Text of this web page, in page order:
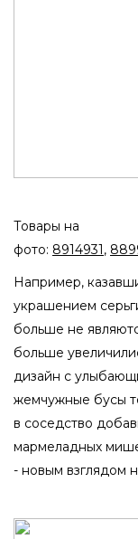
Товары на
фото: 8914931,
Например,
украшением
больше не
больше
дизайн с
жемчужные бусы
в соседство
мармеладных
- новым взглядом